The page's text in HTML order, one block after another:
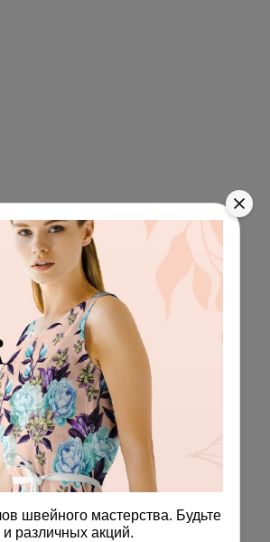
швейного мастерства. Будьте
различных акций.